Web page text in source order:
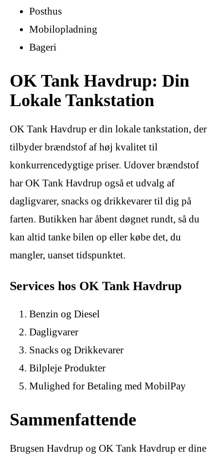
Posthus
Mobilopladning
Bageri
OK Tank Havdrup: Din
Lokale Tankstation
OK Tank Havdrup er din lokale tankstation, der
tilbyder brændstof af høj kvalitet til
konkurrencedygtige priser. Udover brændstof
har OK Tank Havdrup også et udvalg af
dagligvarer, snacks og drikkevarer til dig på
farten. Butikken har åbent døgnet rundt, så du
kan altid tanke bilen op eller købe det, du
mangler, uanset tidspunktet.
Services hos OK Tank Havdrup
Benzin og Diesel
Dagligvarer
Snacks og Drikkevarer
Bilpleje Produkter
Mulighed for Betaling med MobilPay
Sammenfattende
Brugsen Havdrup og OK Tank Havdrup er dine